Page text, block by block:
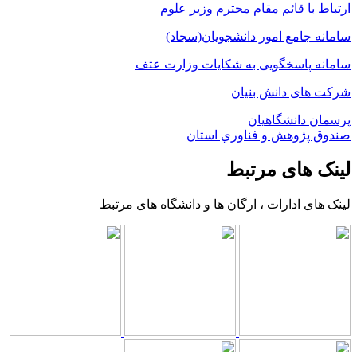
ارتباط با قائم مقام محترم وزیر علوم
سامانه جامع امور دانشجویان(سجاد)
سامانه پاسخگویی به شکایات وزارت عتف
شرکت های دانش بنیان
پرسمان دانشگاهیان
صندوق پژوهش و فناوري استان
لینک های مرتبط
لینک های ادارات ، ارگان ها و دانشگاه های مرتبط